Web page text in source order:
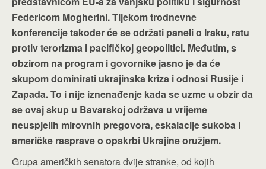
Federicom Mogherini. Tijekom trodnevne
konferencije također će se održati paneli o Iraku, ratu
protiv terorizma i pacifičkoj geopolitici. Međutim, s
obzirom na program i govornike jasno je da će
skupom dominirati ukrajinska kriza i odnosi Rusije i
Zapada. To i nije iznenađenje kada se uzme u obzir da
se ovaj skup u Bavarskoj održava u vrijeme
neuspjelih mirovnih pregovora, eskalacije sukoba i
američke rasprave o opskrbi Ukrajine oružjem.
Grupa američkih senatora dvije stranke, od kojih